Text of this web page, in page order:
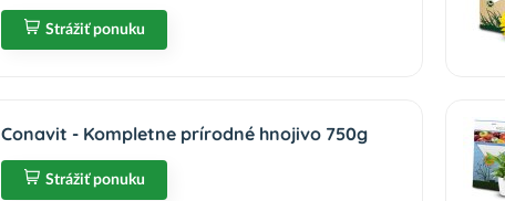
Strážiť ponuku
Conavit - Kompletne prírodné hnojivo 750g
Strážiť ponuku